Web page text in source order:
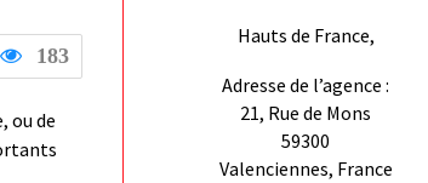
183
ou de
Hauts de France,
Adresse de l’agence :
21, Rue de Mons
59300
Valenciennes, France